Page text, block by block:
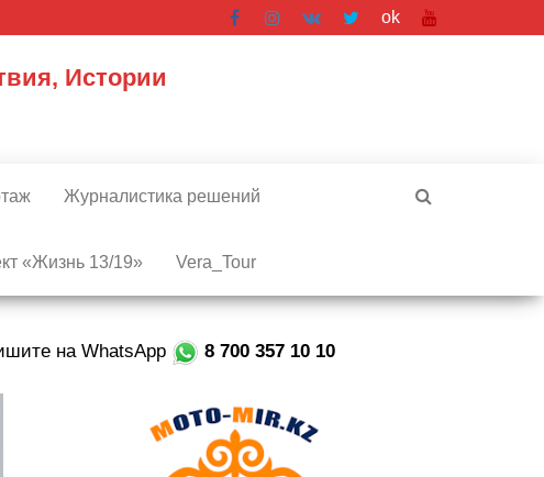
ok
Истории
Журналистика решений
«Жизнь 13/19» Vera_Tour
на WhatsApp 8 700 357 10 10